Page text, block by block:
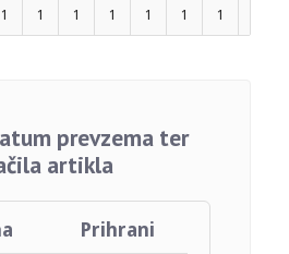
1 1 1 1 1 1 1
prevzema ter
artikla
Prihrani